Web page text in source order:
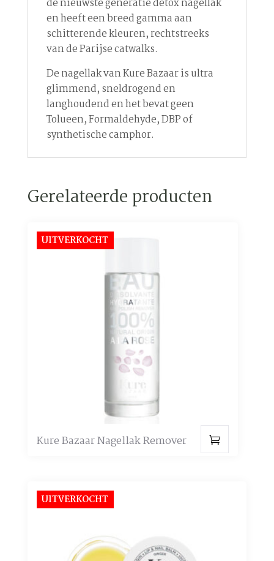
de nieuwste generatie detox nagellak
en heeft een breed gamma aan
schitterende kleuren, rechtstreeks
van de Parijse catwalks.
De nagellak van Kure Bazaar is ultra
glimmend, sneldrogend en
langhoudend en het bevat geen
Tolueen, Formaldehyde, DBP of
synthetische camphor.
Gerelateerde producten
UITVERKOCHT
Kure Bazaar Nagellak Remover
heeft
meerdere
UITVERKOCHT